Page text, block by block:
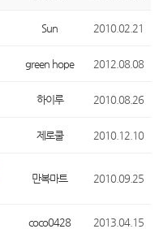
Sun 2010.02.21
green hope 2012.08.08
하이루 2010.08.26
제로쿨 2010.12.10
만복마트 2010.09.25
coco0428 2013.04.15